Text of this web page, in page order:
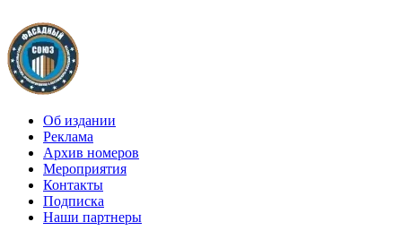
Об издании
Реклама
Архив номеров
Мероприятия
Контакты
Подписка
Наши партнеры